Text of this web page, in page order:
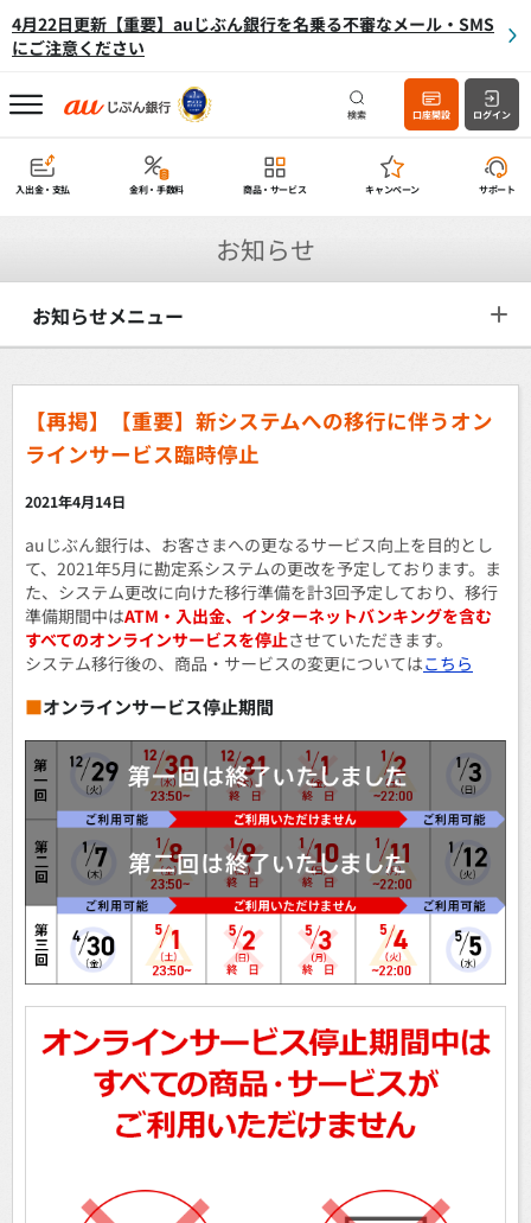
4月22日更新【重要】auじぶん銀行を名乗る不審なメール・SMS
にご注意ください
検索 口座開設 ログイン
入出金・支払 金利・手数料 商品・サービス キャンペーン サポート
お知らせ
お知らせメニュー
【再掲】【重要】新システムへの移行に伴うオン
ラインサービス臨時停止
2021年4月14日
auじぶん銀行は、お客さまへの更なるサービス向上を目的とし
て、2021年5月に勘定系システムの更改を予定しております。ま
た、システム更改に向けた移行準備を計3回予定しており、移行
準備期間中はATM・入出金、インターネットバンキングを含む
すべてのオンラインサービスを停止させていただきます。
システム移行後の、商品・サービスの変更についてはこちら
■オンラインサービス停止期間